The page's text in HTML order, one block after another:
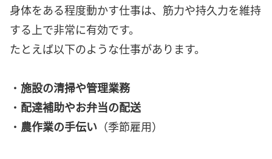
身体をある程度動かす仕事は、筋力や持久力を維持
する上で非常に有効です。
たとえば以下のような仕事があります。
・ 施設の清掃や管理業務
・ 配達補助やお弁当の配送
・ 農作業の手伝い （季節雇用）